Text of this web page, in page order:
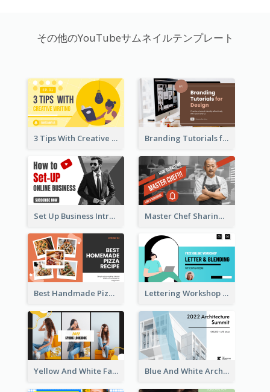
その他のYouTubeサムネイルテンプレート
3 Tips With Creative Writing Youtube Thumbnails Branding Tutorials for Design Youtube Thumbnail
Set Up Business Intro YouTube Thumbnail Master Chef Sharing YouTube Thumbnail
Best Handmade Pizza Recipe YouTube Thumbnail Lettering Workshop YouTube Thumbnail Design
Yellow And White Fashion Girl Photo Lookbook YouTube Thumbnail Blue And White Architecture Summit YouTube Thumbnail